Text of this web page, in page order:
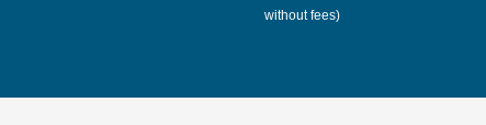
without fees)